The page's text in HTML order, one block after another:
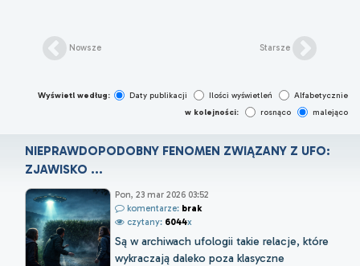
Nowsze Starsze
Wyświetl według: Daty publikacji Ilości wyświetleń
Alfabetycznie
w kolejności:
rosnąco malejąco
NIEPRAWDOPODOBNY FENOMEN ZWIĄZANY Z UFO:
ZJAWISKO ...
Pon, 23 mar 2026 03:52
komentarze: brak
czytany: 6044x
Są w archiwach ufologii takie relacje, które
wykraczają daleko poza klasyczne